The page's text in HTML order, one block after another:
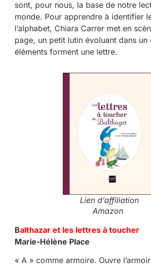
sont, pour nous, la base de notre
monde. Pour apprendre à identifier
l’alphabet, Chiara Carrer met en
page, un petit lutin évoluant dans
éléments forment une lettre.
Lien d’affiliation
Amazon
Balthazar et les lettres à toucher
Marie-Hélène Place
« A » comme armoire. Ouvre